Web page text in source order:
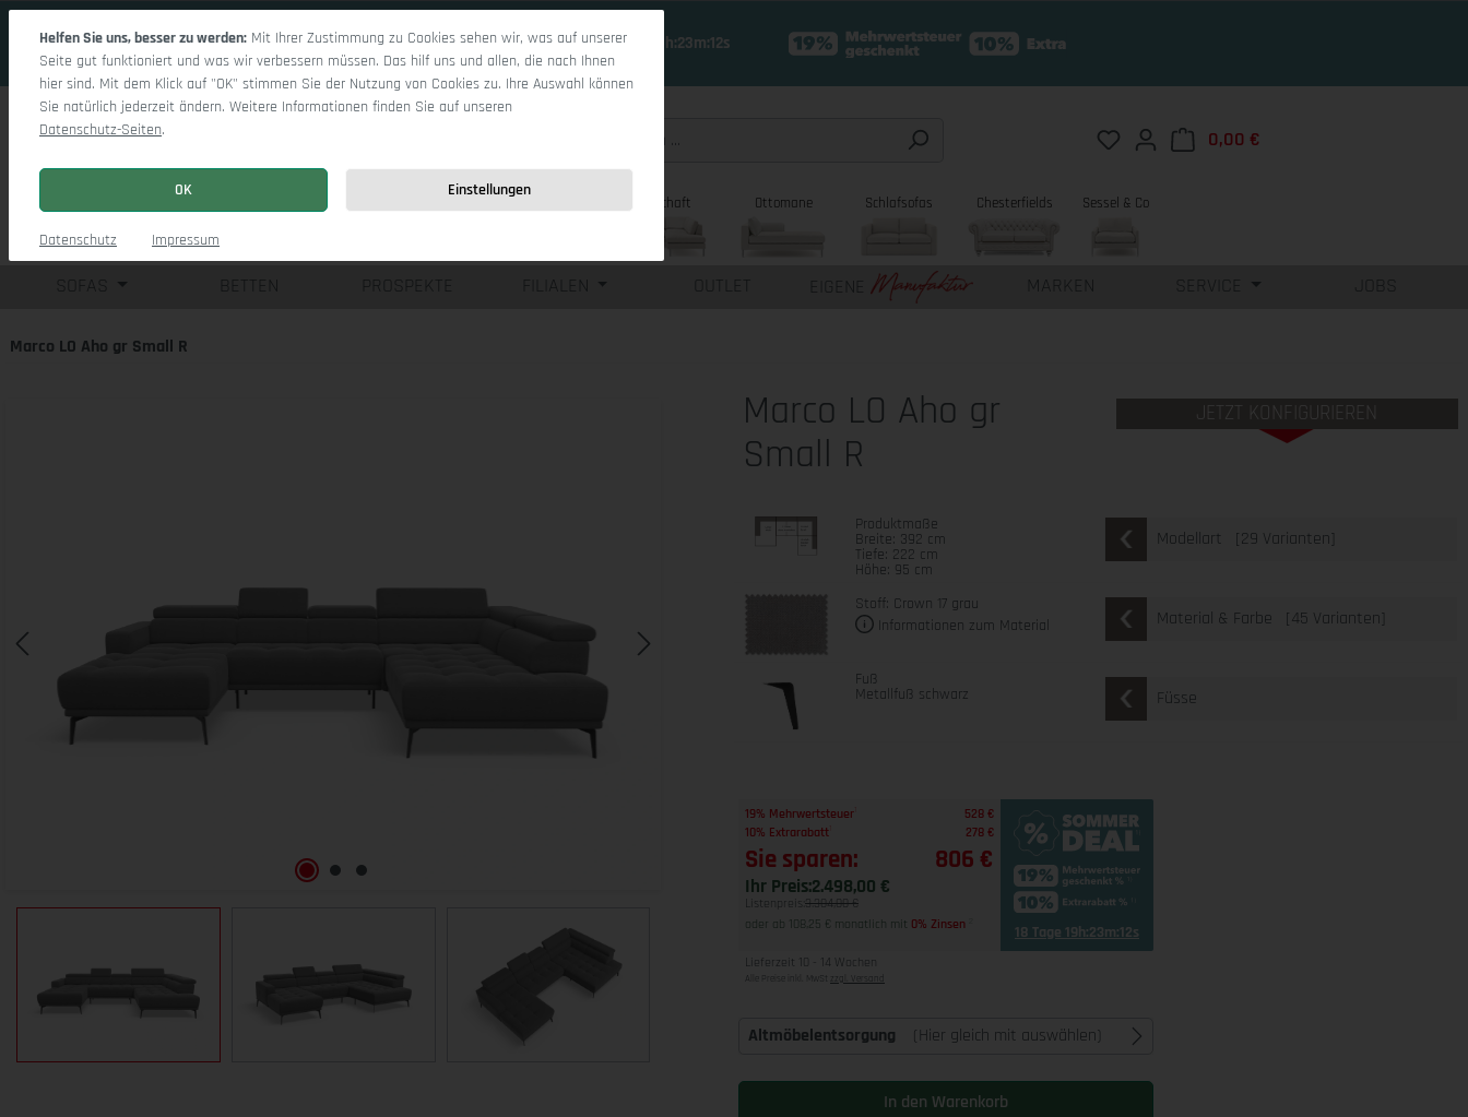
18 Tage 19h:23m:11s
Du hast 0 Produkte auf dem Merkzettel
0,00 €
Wohnlandschaft Ottomane Schlafsofas Chesterfields Sessel & Co
BETTEN PROSPEKTE FILIALEN OUTLET EIGENE MARKEN SERVICE JOBS
Marco LO Aho gr Small R
Marco LO Aho gr
Small R
JETZT KONFIGURIEREN
Produktmaße
Breite: 392 cm
Tiefe: 222 cm
Höhe: 95 cm
Modellart [29 Varianten]
Stoff: Crown 17 grau
Informationen zum Material
Material & Farbe [45 Varianten]
Fuß
Metallfuß schwarz Füsse
19% Mehrwertsteuer
528 €
10% Extrarabatt
278 €
Sie sparen: 806 €
Ihr Preis:2.498,00 €
Listenpreis: 3.304,00 €
oder ab 108,25 € monatlich mit 0% Zinsen 18 Tage 19h:23m:11s
Lieferzeit 10 - 14 Wochen
Alle Preise inkl. MwSt zzgl. Versand
Altmöbelentsorgung (Hier gleich mit auswählen)
In den Warenkorb
Helfen Sie uns, besser zu werden: Mit Ihrer Zustimmung zu Cookies sehen wir, was auf unserer
Seite gut funktioniert und was wir verbessern müssen. Das hilf uns und allen, die nach Ihnen
hier sind. Mit dem Klick auf "OK" stimmen Sie der Nutzung von Cookies zu. Ihre Auswahl können
Sie natürlich jederzeit ändern. Weitere Informationen finden Sie auf unseren
Datenschutz-Seiten.
OK Einstellungen
Datenschutz Impressum